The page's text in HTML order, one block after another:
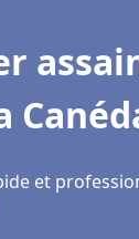
et